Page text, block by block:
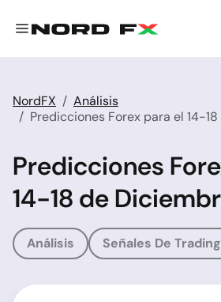
NordFX
Análisis
Predicciones Forex para el 14-
Predicciones
14-18 de
Análisis Señales De Trading